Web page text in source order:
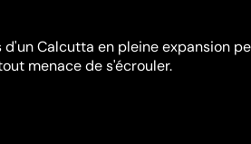
Calcutta en pleine expansion
menace de s'écrouler.